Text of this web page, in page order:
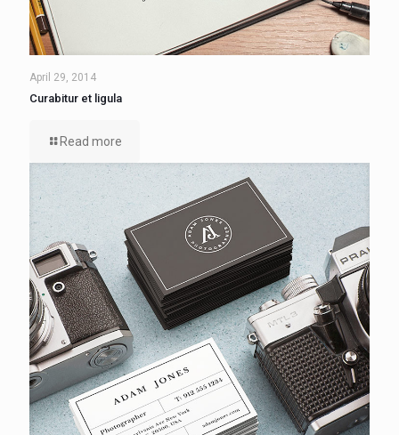
April 29, 2014
Curabitur et ligula
Read more